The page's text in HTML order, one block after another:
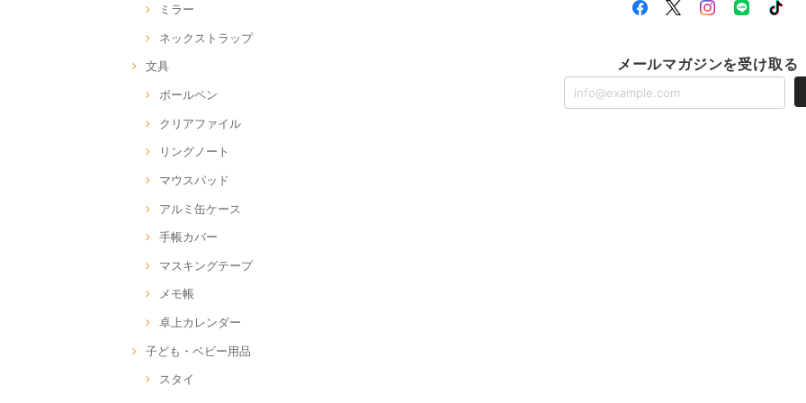
ミラー
ネックストラップ
文具
ボールペン
クリアファイル
リングノート
マウスパッド
アルミ缶ケース
手帳カバー
マスキングテープ
メモ帳
卓上カレンダー
子ども・ベビー用品
スタイ
メールマガジンを受け取る